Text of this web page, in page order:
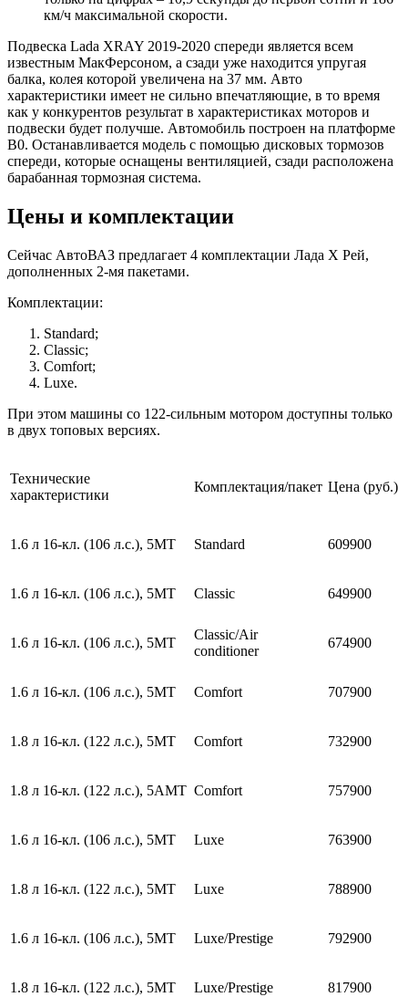
км/ч максимальной скорости.
Подвеска Lada XRAY 2019-2020 спереди является всем
известным МакФерсоном, а сзади уже находится упругая
балка, колея которой увеличена на 37 мм. Авто
характеристики имеет не сильно впечатляющие, в то время
как у конкурентов результат в характеристиках моторов и
подвески будет получше. Автомобиль построен на платформе
B0. Останавливается модель с помощью дисковых тормозов
спереди, которые оснащены вентиляцией, сзади расположена
барабанная тормозная система.
Цены и комплектации
Сейчас АвтоВАЗ предлагает 4 комплектации Лада Х Рей,
дополненных 2-мя пакетами.
Комплектации:
Standard;
Classic;
Comfort;
Luxe.
При этом машины со 122-сильным мотором доступны только
в двух топовых версиях.
Технические
характеристики
Комплектация/пакет Цена (руб.)
1.6 л 16-кл. (106 л.с.), 5МТ Standard 609900
1.6 л 16-кл. (106 л.с.), 5МТ Classic 649900
1.6 л 16-кл. (106 л.с.), 5МТ
Classic/Air
conditioner
674900
1.6 л 16-кл. (106 л.с.), 5МТ Comfort 707900
1.8 л 16-кл. (122 л.с.), 5МТ Comfort 732900
1.8 л 16-кл. (122 л.с.), 5АМТ Comfort 757900
1.6 л 16-кл. (106 л.с.), 5МТ Luxe 763900
1.8 л 16-кл. (122 л.с.), 5МТ Luxe 788900
1.6 л 16-кл. (106 л.с.), 5МТ Luxe/Prestige 792900
1.8 л 16-кл. (122 л.с.), 5МТ Luxe/Prestige 817900